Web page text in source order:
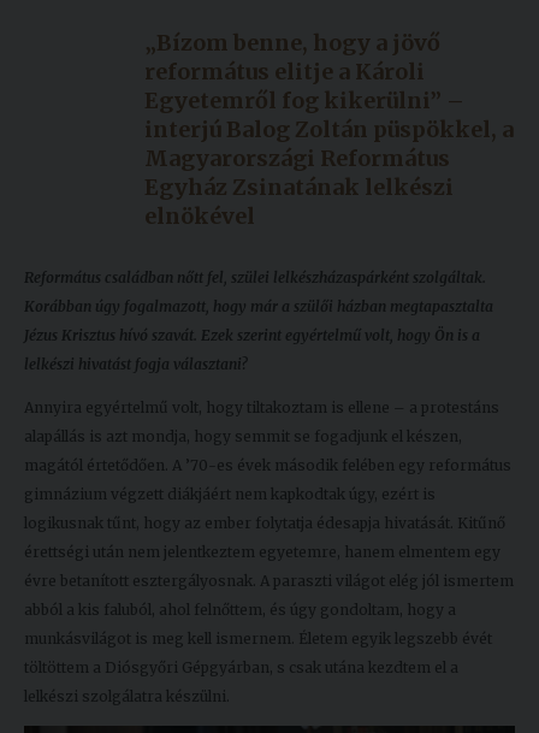
Szolgáltatásaink
Nemzetközi
Lelkészség
Események
Sport
Junior
Akadémia
„Bízom benne, hogy a jövő
református elitje a Károli
Egyetemről fog kikerülni” –
interjú Balog Zoltán püspökkel, a
Magyarországi Református
Egyház Zsinatának lelkészi
elnökével
Református családban nőtt fel, szülei lelkészházaspárként szolgáltak.
Korábban úgy fogalmazott, hogy már a szülői házban megtapasztalta
Jézus Krisztus hívó szavát. Ezek szerint egyértelmű volt, hogy Ön is a
lelkészi hivatást fogja választani?
Annyira egyértelmű volt, hogy tiltakoztam is ellene – a protestáns
alapállás is azt mondja, hogy semmit se fogadjunk el készen,
magától értetődően. A ’70-es évek második felében egy református
gimnázium végzett diákjáért nem kapkodtak úgy, ezért is
logikusnak tűnt, hogy az ember folytatja édesapja hivatását. Kitűnő
érettségi után nem jelentkeztem egyetemre, hanem elmentem egy
évre betanított esztergályosnak. A paraszti világot elég jól ismertem
abból a kis faluból, ahol felnőttem, és úgy gondoltam, hogy a
munkásvilágot is meg kell ismernem. Életem egyik legszebb évét
töltöttem a Diósgyőri Gépgyárban, s csak utána kezdtem el a
lelkészi szolgálatra készülni.